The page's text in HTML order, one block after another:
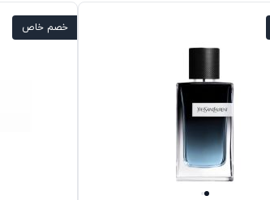
خصم خاص